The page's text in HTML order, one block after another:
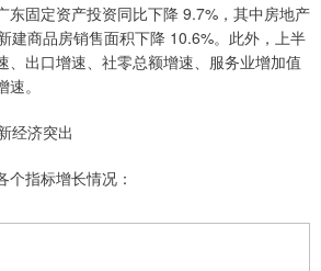
东固定资产投资同比下降 9.7%，其中房地产
建商品房销售面积下降 10.6%。此外，上半
、出口增速、社零总额增速、服务业增加值
。
经济突出
指标增长情况：